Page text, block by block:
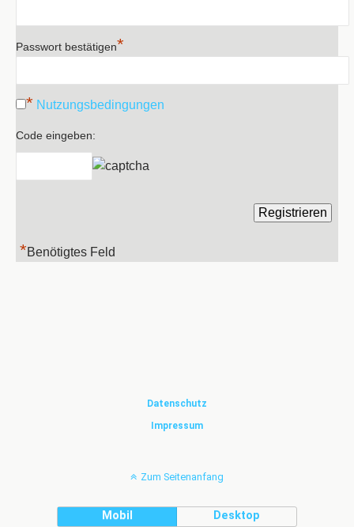
Passwort bestätigen*
* Nutzungsbedingungen
Code eingeben:
*Benötigtes Feld
Datenschutz
Impressum
Zum Seitenanfang
Mobil Desktop